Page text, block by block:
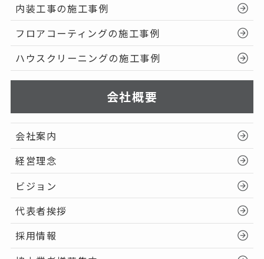
内装工事の施工事例
フロアコーティングの施工事例
ハウスクリーニングの施工事例
会社概要
会社案内
経営理念
ビジョン
代表者挨拶
採用情報